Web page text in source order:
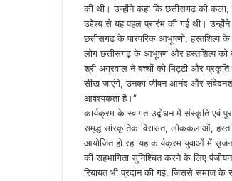
की थी। उन्होंने कहा कि छत्तीसगढ़ की
उद्देश्य से यह पहल प्रारंभ की गई थी।
छत्तीसगढ़ के पारंपरिक आभूषणों, हस्तशिल्प
लोग छत्तीसगढ़ के आभूषण और हस्तशिल्प
श्री अग्रवाल ने बच्चों को मिट्टी और
सीख जाएंगे, उनका जीवन आनंद और
आवश्यकता है।”
कार्यक्रम के स्वागत उद्बोधन में संस्कृति एवं
समृद्ध सांस्कृतिक विरासत, लोककलाओं,
आयोजित हो रहा यह कार्यक्रम युवाओं में
की सहभागिता सुनिश्चित करने के लिए
रियायत भी प्रदान की गई, जिससे समाज के